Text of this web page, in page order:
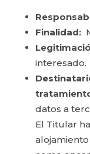
Finalidad:
interesado.
datos a
El Titular